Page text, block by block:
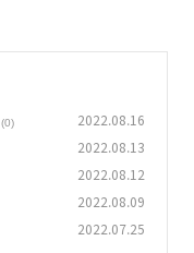
(0) 2022.08.16
2022.08.13
2022.08.12
2022.08.09
2022.07.25